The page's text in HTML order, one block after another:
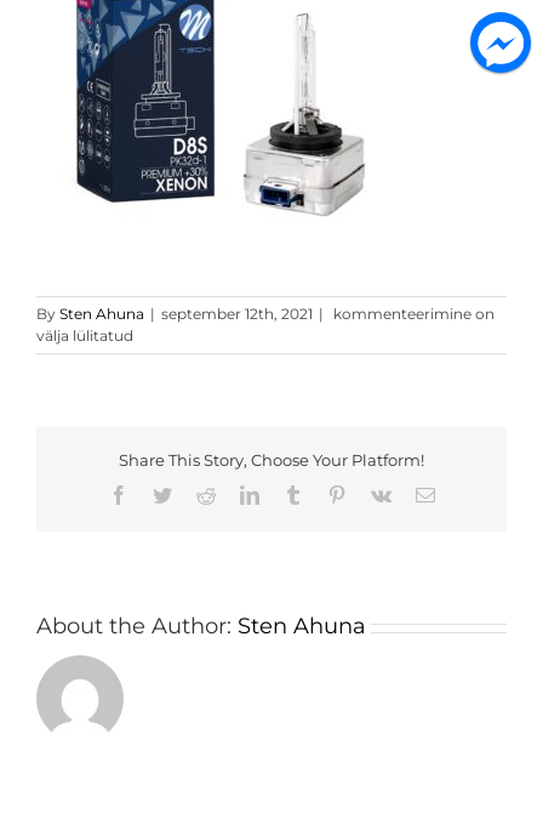
By Sten Ahuna | september 12th, 2021 | zmd8s6
kommenteerimine on
välja lülitatud
Share This Story, Choose Your Platform!
Facebook
TwitterRedditLinkedInTumblr Pinterest
Vk Email
About the Author: Sten Ahuna